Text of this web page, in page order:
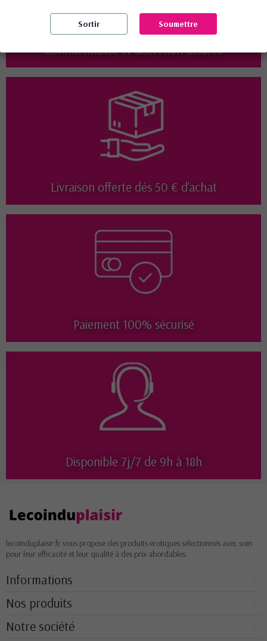
Confidentialité et discrétion assurée
Livraison offerte dés 50 € d'achat
Paiement 100% sécurisé
Disponible 7j/7 de 9h à 18h
lecoinduplaisir.fr vous propose des produits érotiques sélectionnés avec soin
pour leur efficacité et leur qualité à des prix abordables.
Informations
Nos produits
Notre société
Sortir Soumettre